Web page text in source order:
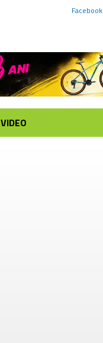
Facebook
VIDEO